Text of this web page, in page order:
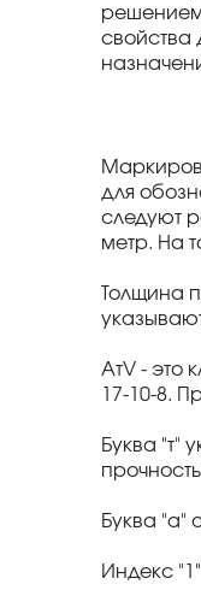
решением
свойства
для
следуют
метр. На
Толщина
AтV - это
17-10-8.
Буква "т"
Буква "а"
Индекс